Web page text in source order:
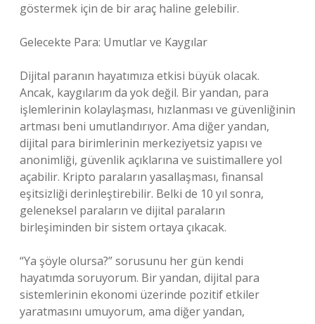
göstermek için de bir araç haline gelebilir.
Gelecekte Para: Umutlar ve Kaygılar
Dijital paranın hayatımıza etkisi büyük olacak.
Ancak, kaygılarım da yok değil. Bir yandan, para
işlemlerinin kolaylaşması, hızlanması ve güvenliğinin
artması beni umutlandırıyor. Ama diğer yandan,
dijital para birimlerinin merkeziyetsiz yapısı ve
anonimliği, güvenlik açıklarına ve suistimallere yol
açabilir. Kripto paraların yasallaşması, finansal
eşitsizliği derinleştirebilir. Belki de 10 yıl sonra,
geleneksel paraların ve dijital paraların
birleşiminden bir sistem ortaya çıkacak.
“Ya şöyle olursa?” sorusunu her gün kendi
hayatımda soruyorum. Bir yandan, dijital para
sistemlerinin ekonomi üzerinde pozitif etkiler
yaratmasını umuyorum, ama diğer yandan,